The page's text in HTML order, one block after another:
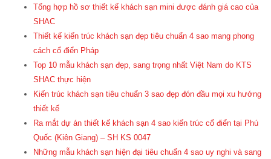
Tổng hợp hồ sơ thiết kế khách sạn mini được đánh giá cao của
SHAC
Thiết kế kiến trúc khách sạn đẹp tiêu chuẩn 4 sao mang phong
cách cổ điển Pháp
Top 10 mẫu khách sạn đẹp, sang trọng nhất Việt Nam do KTS
SHAC thực hiện
Kiến trúc khách sạn tiêu chuẩn 3 sao đẹp đón đầu mọi xu hướng
thiết kế
Ra mắt dự án thiết kế khách sạn 4 sao kiến trúc cổ điển tại Phú
Quốc (Kiên Giang) – SH KS 0047
Những mẫu khách sạn hiện đại tiêu chuẩn 4 sao uy nghi và sang